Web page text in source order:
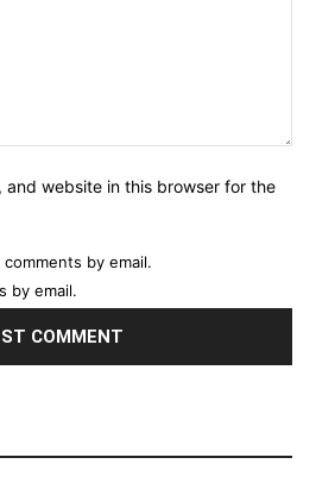
and website in this browser for the
by email.
by email.